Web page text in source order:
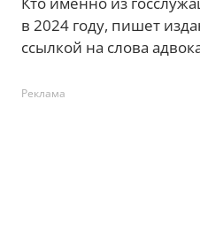
в 2024 году, пишет
ссылкой на слова
Реклама